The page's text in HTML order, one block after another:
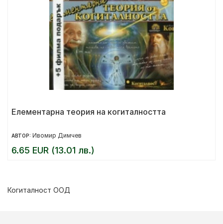
Елементарна теория на когиталността
АВТОР: Ивомир Димчев
6.65 EUR (13.01 лв.)
Когиталност ООД